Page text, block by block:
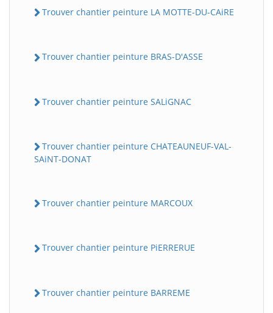
Trouver chantier peinture LA MOTTE-DU-CAiRE
Trouver chantier peinture BRAS-D'ASSE
Trouver chantier peinture SALiGNAC
Trouver chantier peinture CHATEAUNEUF-VAL-
SAiNT-DONAT
Trouver chantier peinture MARCOUX
Trouver chantier peinture PiERRERUE
Trouver chantier peinture BARREME